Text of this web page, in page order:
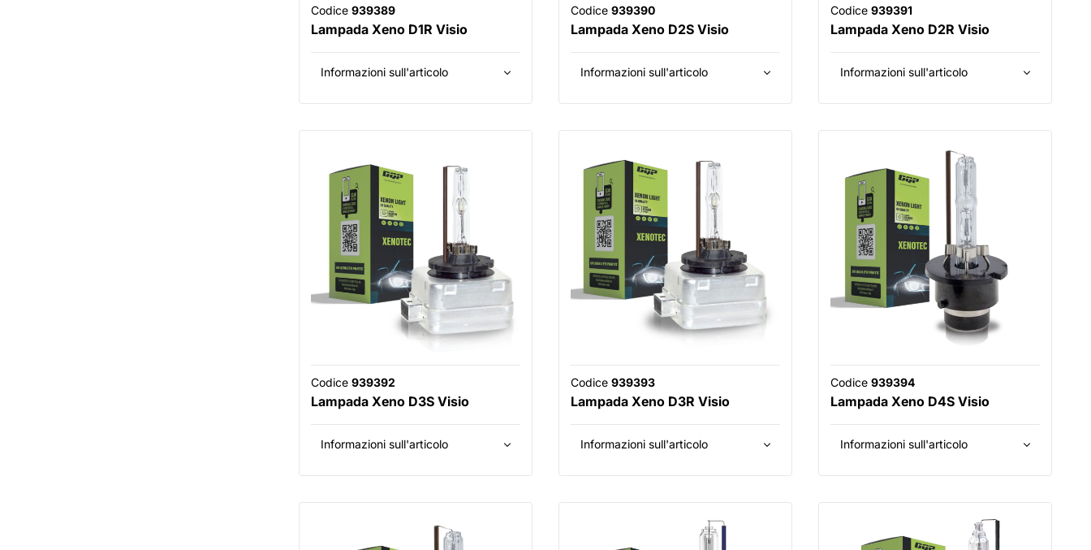
Codice 939389
Lampada Xeno D1R Visio
Informazioni sull'articolo
Codice 939390
Lampada Xeno D2S Visio
Informazioni sull'articolo
Codice 939391
Lampada Xeno D2R Visio
Informazioni sull'articolo
Codice 939392
Lampada Xeno D3S Visio
Informazioni sull'articolo
Codice 939393
Lampada Xeno D3R Visio
Informazioni sull'articolo
Codice 939394
Lampada Xeno D4S Visio
Informazioni sull'articolo